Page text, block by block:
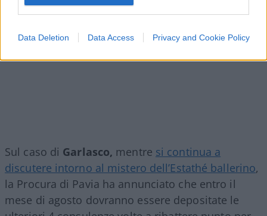
Data Deletion Data Access Privacy and Cookie Policy
Sul caso di Garlasco, mentre si continua a
discutere intorno al mistero dell’Estathé ballerino,
la Procura di Pavia ha annunciato che entro il
mese di agosto dovranno essere depositate le